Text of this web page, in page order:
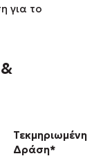
για το
Τεκμηριωμένη
Δράση*